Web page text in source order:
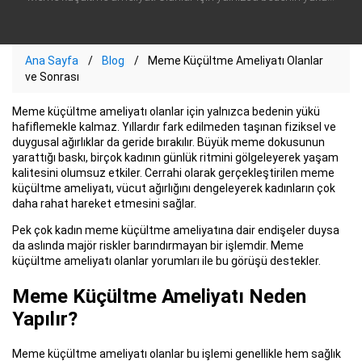
Ana Sayfa Blog
Meme Küçültme Ameliyatı Olanlar
ve Sonrası
Meme küçültme ameliyatı olanlar için yalnızca bedenin yükü
hafiflemekle kalmaz. Yıllardır fark edilmeden taşınan fiziksel ve
duygusal ağırlıklar da geride bırakılır. Büyük meme dokusunun
yarattığı baskı, birçok kadının günlük ritmini gölgeleyerek yaşam
kalitesini olumsuz etkiler. Cerrahi olarak gerçekleştirilen meme
küçültme ameliyatı, vücut ağırlığını dengeleyerek kadınların çok
daha rahat hareket etmesini sağlar.
Pek çok kadın meme küçültme ameliyatına dair endişeler duysa
da aslında majör riskler barındırmayan bir işlemdir. Meme
küçültme ameliyatı olanlar yorumları ile bu görüşü destekler.
Meme Küçültme Ameliyatı Neden
Yapılır?
Meme küçültme ameliyatı olanlar bu işlemi genellikle hem sağlık